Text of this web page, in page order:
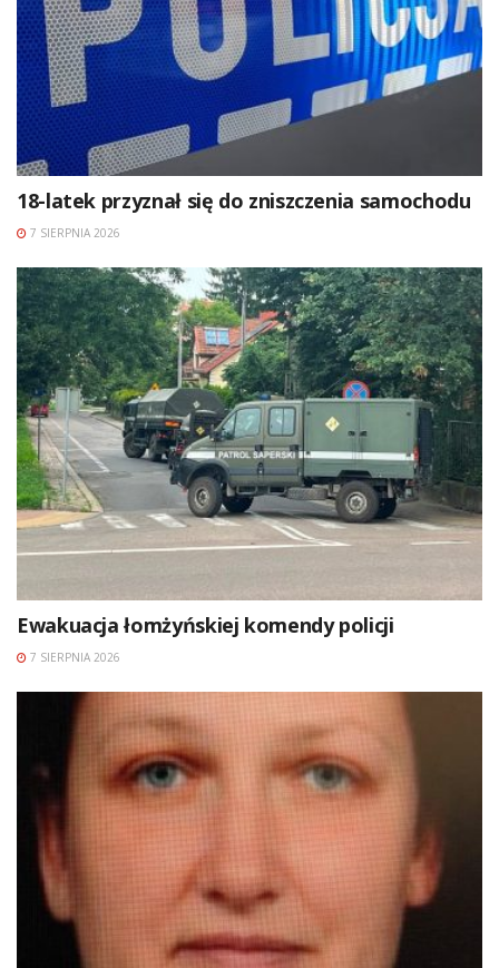
18-latek przyznał się do zniszczenia samochodu
7 SIERPNIA 2026
Ewakuacja łomżyńskiej komendy policji
7 SIERPNIA 2026